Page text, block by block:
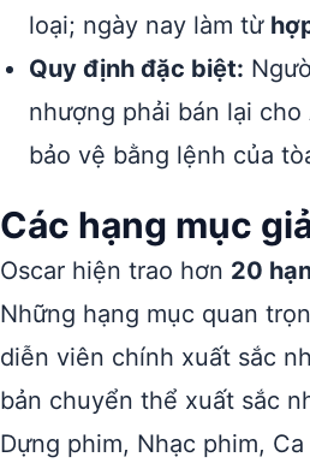
loại; ngày nay làm từ
Quy định đặc biệt:
nhượng phải bán lại cho
bảo vệ bằng lệnh của
Các hạng mục
Oscar hiện trao hơn 20
Những hạng mục quan
diễn viên chính xuất sắc
bản chuyển thể xuất sắc
Dựng phim, Nhạc phim,